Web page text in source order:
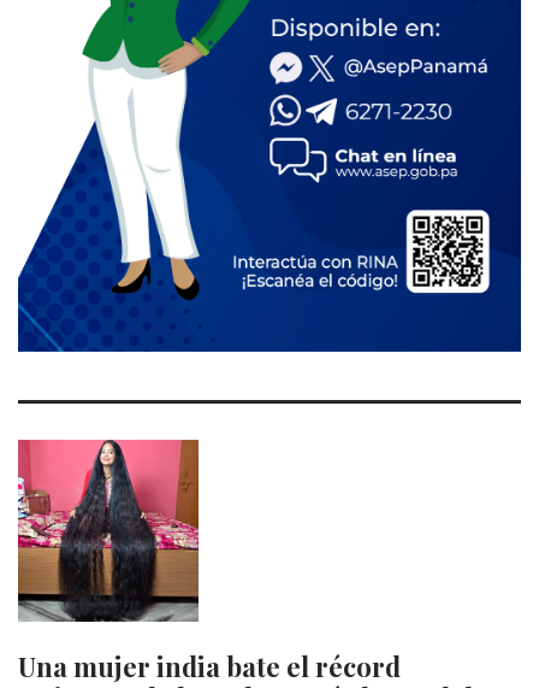
Una mujer india bate el récord